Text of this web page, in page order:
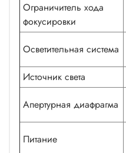
Ограничитель хода
фокусировки
Осветительная система
Источник света
Апертурная диафрагма
Питание